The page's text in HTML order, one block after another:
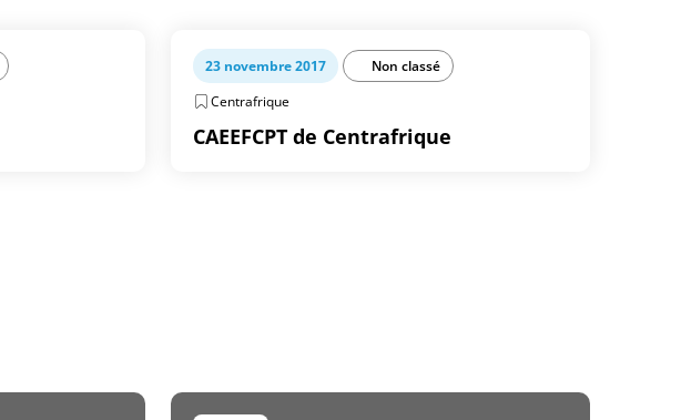
23 novembre 2017
Non classé
Centrafrique
CAEEFCPT de Centrafrique